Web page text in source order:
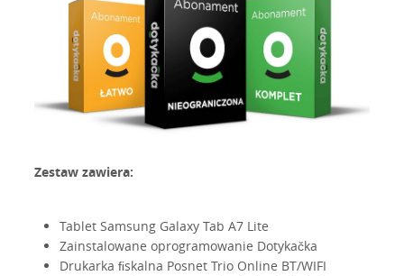
Zestaw zawiera:
Tablet Samsung Galaxy Tab A7 Lite
Zainstalowane oprogramowanie Dotykačka
Drukarka ﬁskalna Posnet Trio Online BT/WIFI